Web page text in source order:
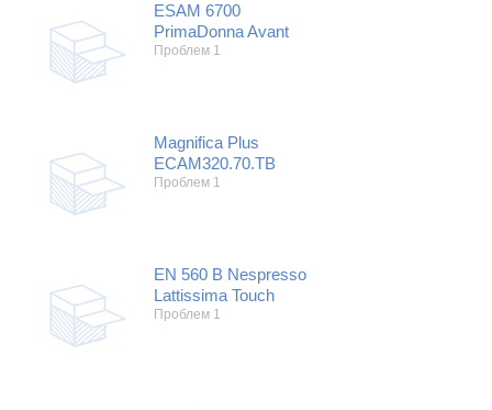
ESAM 6700
PrimaDonna Avant
Проблем 1
Magnifica Plus
ECAM320.70.TB
Проблем 1
EN 560 B Nespresso
Lattissima Touch
Проблем 1